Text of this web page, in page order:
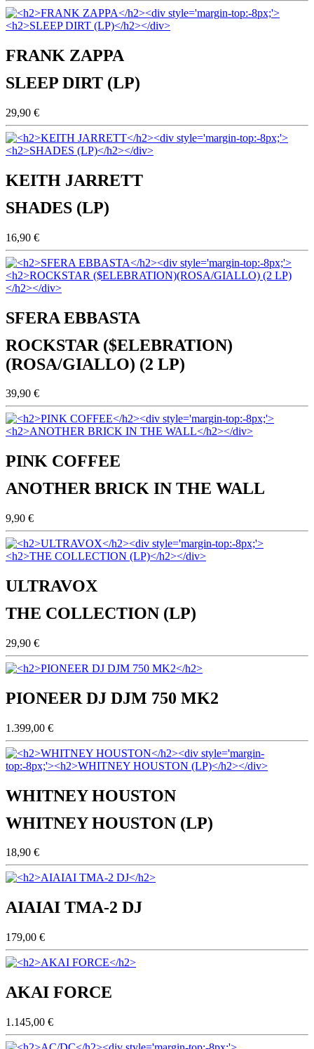
FRANK ZAPPA
SLEEP DIRT (LP)
29,90 €
KEITH JARRETT
SHADES (LP)
16,90 €
SFERA EBBASTA
ROCKSTAR ($ELEBRATION)
(ROSA/GIALLO) (2 LP)
39,90 €
PINK COFFEE
ANOTHER BRICK IN THE WALL
9,90 €
ULTRAVOX
THE COLLECTION (LP)
29,90 €
PIONEER DJ DJM 750 MK2
1.399,00 €
WHITNEY HOUSTON
WHITNEY HOUSTON (LP)
18,90 €
AIAIAI TMA-2 DJ
179,00 €
AKAI FORCE
1.145,00 €